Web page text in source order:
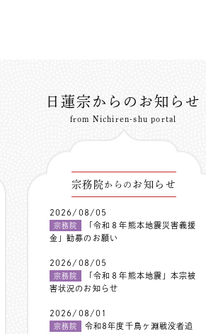
日蓮宗からのお知らせ
from Nichiren-shu portal
宗務院からの お知らせ
2026/08/05
宗務院
「令和８年熊本地震災害義援
金」勧募のお願い
2026/08/05
宗務院
「令和８年熊本地震」本宗被
害状況のお知らせ
2026/08/01
宗務院
令和8年度千鳥ヶ淵戦没者追